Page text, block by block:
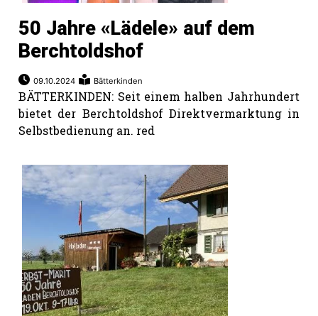
50 Jahre «Lädele» auf dem
Berchtoldshof
09.10.2024 Bätterkinden
BÄTTERKINDEN: Seit einem halben Jahrhundert
bietet der Berchtoldshof Direktvermarktung in
Selbstbedienung an. red